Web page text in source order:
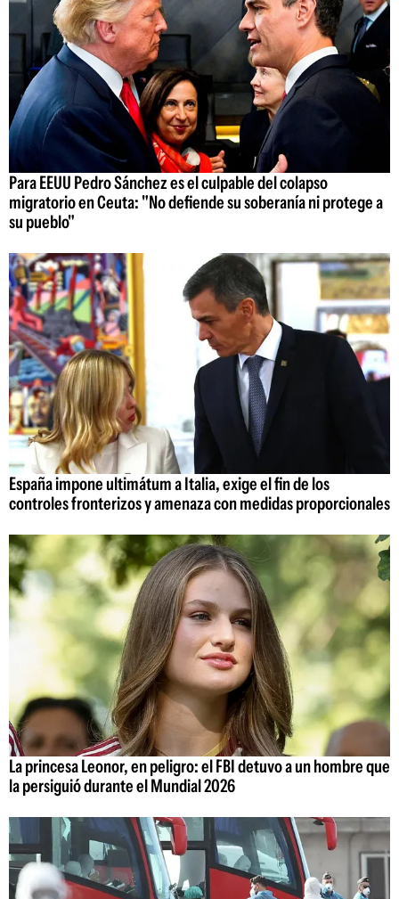
Para EEUU Pedro Sánchez es el culpable del colapso
migratorio en Ceuta: "No defiende su soberanía ni protege a
su pueblo"
España impone ultimátum a Italia, exige el fin de los
controles fronterizos y amenaza con medidas proporcionales
La princesa Leonor, en peligro: el FBI detuvo a un hombre que
la persiguió durante el Mundial 2026